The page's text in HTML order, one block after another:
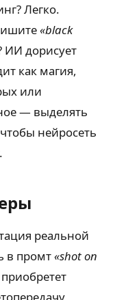
Легко.
«black
ИИ дорисует
как магия,
или
— выделять
нейросеть
реальной
в промт«shot on